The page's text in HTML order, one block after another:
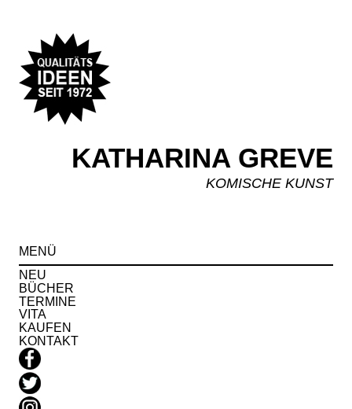
KATHARINA GREVE
KOMISCHE KUNST
MENÜ
NEU
BÜCHER
TERMINE
VITA
KAUFEN
KONTAKT